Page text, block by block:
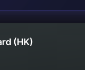
(HK)